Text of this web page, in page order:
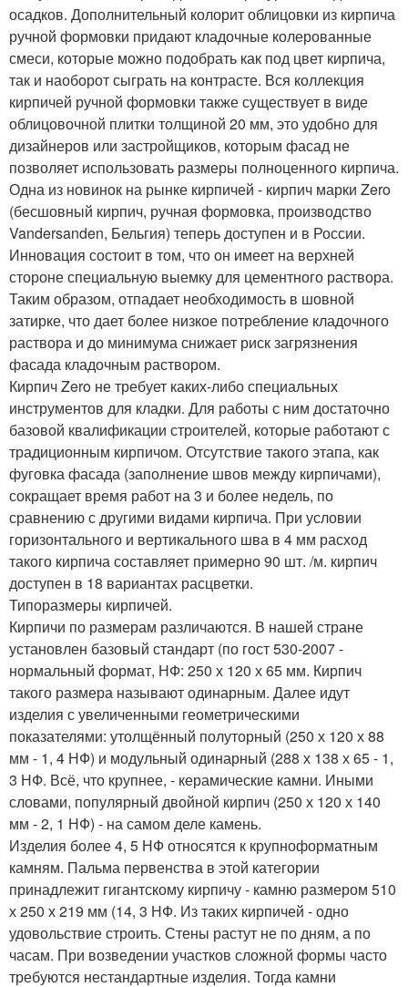
осадков. Дополнительный колорит облицовки из кирпича
ручной формовки придают кладочные колерованные
смеси, которые можно подобрать как под цвет кирпича,
так и наоборот сыграть на контрасте. Вся коллекция
кирпичей ручной формовки также существует в виде
облицовочной плитки толщиной 20 мм, это удобно для
дизайнеров или застройщиков, которым фасад не
позволяет использовать размеры полноценного кирпича.
Одна из новинок на рынке кирпичей - кирпич марки Zero
(бесшовный кирпич, ручная формовка, производство
Vandersanden, Бельгия) теперь доступен и в России.
Инновация состоит в том, что он имеет на верхней
стороне специальную выемку для цементного раствора.
Таким образом, отпадает необходимость в шовной
затирке, что дает более низкое потребление кладочного
раствора и до минимума снижает риск загрязнения
фасада кладочным раствором.
Кирпич Zero не требует каких-либо специальных
инструментов для кладки. Для работы с ним достаточно
базовой квалификации строителей, которые работают с
традиционным кирпичом. Отсутствие такого этапа, как
фуговка фасада (заполнение швов между кирпичами),
сокращает время работ на 3 и более недель, по
сравнению с другими видами кирпича. При условии
горизонтального и вертикального шва в 4 мм расход
такого кирпича составляет примерно 90 шт. /м. кирпич
доступен в 18 вариантах расцветки.
Типоразмеры кирпичей.
Кирпичи по размерам различаются. В нашей стране
установлен базовый стандарт (по гост 530-2007 -
нормальный формат, НФ: 250 х 120 х 65 мм. Кирпич
такого размера называют одинарным. Далее идут
изделия с увеличенными геометрическими
показателями: утолщённый полуторный (250 х 120 х 88
мм - 1, 4 НФ) и модульный одинарный (288 х 138 х 65 - 1,
3 НФ. Всё, что крупнее, - керамические камни. Иными
словами, популярный двойной кирпич (250 х 120 х 140
мм - 2, 1 НФ) - на самом деле камень.
Изделия более 4, 5 НФ относятся к крупноформатным
камням. Пальма первенства в этой категории
принадлежит гигантскому кирпичу - камню размером 510
х 250 х 219 мм (14, 3 НФ. Из таких кирпичей - одно
удовольствие строить. Стены растут не по дням, а по
часам. При возведении участков сложной формы часто
требуются нестандартные изделия. Тогда камни